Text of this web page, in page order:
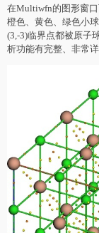
在Multiwfn的图形窗
橙色、黄色、绿色小
(3,-3)临界点都被原子
析功能有完整、非常